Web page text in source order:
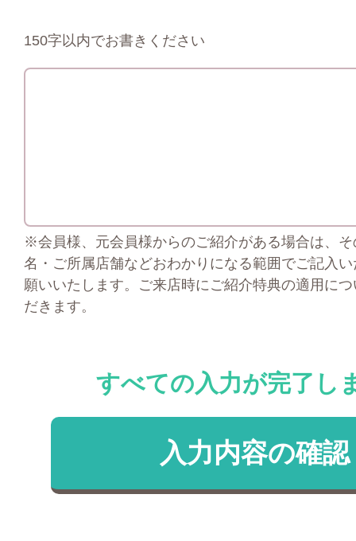
150字以内でお書きください
※会員様、元会員様からのご紹介がある場合は、
名・ご所属店舗などおわかりになる範囲でご記入
願いいたします。ご来店時にご紹介特典の適用に
だきます。
すべての入力が完了し
入力内容の確認